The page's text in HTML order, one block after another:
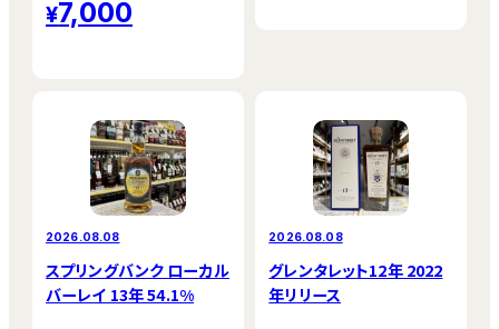
7,000
2026.08.08
スプリングバンク ローカル
バーレイ 13年 54.1%
2026.08.08
グレンタレット12年 2022
年リリース